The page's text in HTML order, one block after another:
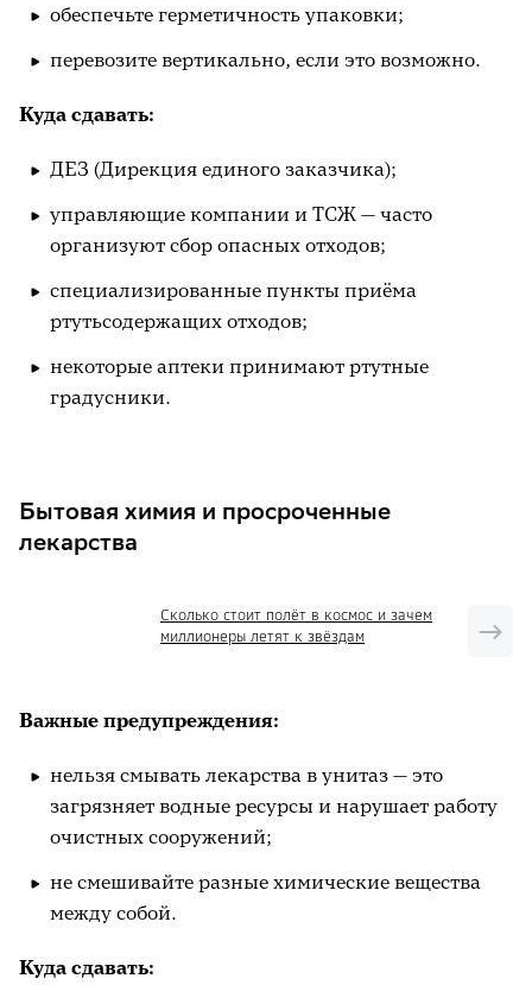
обеспечьте герметичность упаковки;
перевозите вертикально, если это возможно.
Куда сдавать:
ДЕЗ (Дирекция единого заказчика);
управляющие компании и ТСЖ — часто
организуют сбор опасных отходов;
специализированные пункты приёма
ртутьсодержащих отходов;
некоторые аптеки принимают ртутные
градусники.
Бытовая химия и просроченные
лекарства
Сколько стоит полёт в космос и зачем
миллионеры летят к звёздам
Важные предупреждения:
нельзя смывать лекарства в унитаз — это
загрязняет водные ресурсы и нарушает работу
очистных сооружений;
не смешивайте разные химические вещества
между собой.
Куда сдавать: